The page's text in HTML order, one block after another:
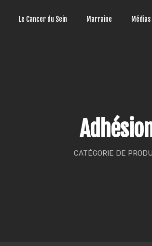
Le Cancer du Sein Marraine Médias
CATÉGORIE DE